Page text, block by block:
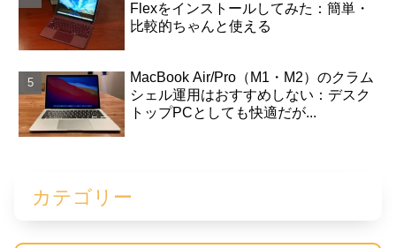
Flexをインストールしてみた：簡単・
比較的ちゃんと使える
MacBook Air/Pro（M1・M2）のクラム
シェル運用はおすすめしない：デスク
トップPCとしても快適だが...
カテゴリー